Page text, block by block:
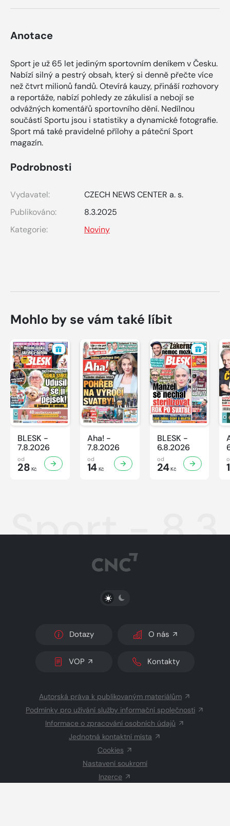
Anotace
Sport je už 65 let jediným sportovním deníkem v Česku.
Nabízí silný a pestrý obsah, který si denně přečte více
než čtvrt milionů fandů. Otevírá kauzy, přináší rozhovory
a reportáže, nabízí pohledy ze zákulisí a nebojí se
odvážných komentářů sportovního dění. Nedílnou
součástí Sportu jsou i statistiky a dynamické fotografie.
Sport má také pravidelné přílohy a páteční Sport
magazín.
Podrobnosti
Vydavatel:
CZECH NEWS CENTER a. s.
Publikováno:
8.3.2025
Kategorie:
Noviny
Mohlo by se vám také líbit
BLESK -
7.8.2026
od
28 Kč
Aha! -
7.8.2026
od
14Kč
BLESK -
6.8.2026
od
24Kč
Sport -
PŘEPNOUT SVĚTLÝ/TMAVÝ REŽIM
Dotazy O nás
VOP Kontakty
Autorská práva k publikovaným materiálům
Podmínky pro užívání služby informační společnosti
Informace o zpracování osobních údajů
Jednotná kontaktní místa
Cookies
Nastavení soukromí
Inzerce